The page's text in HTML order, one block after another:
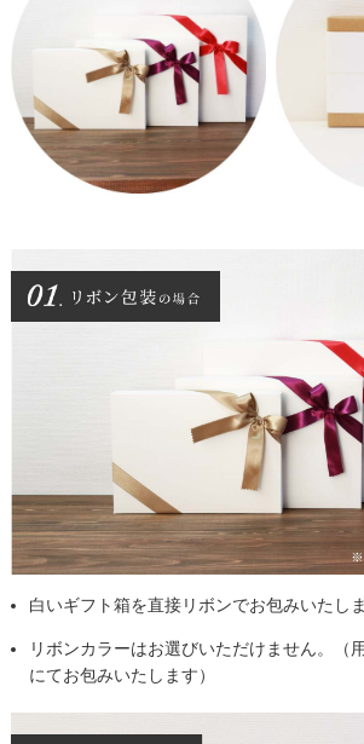
白いギフト箱を直接リボンでお包みいたしま
リボンカラーはお選びいただけません。（
にてお包みいたします）